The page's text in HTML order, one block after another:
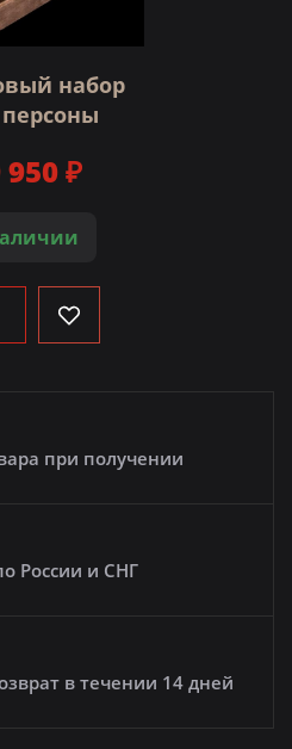
набор
950 ₽
при получении
России и СНГ
в течении 14 дней